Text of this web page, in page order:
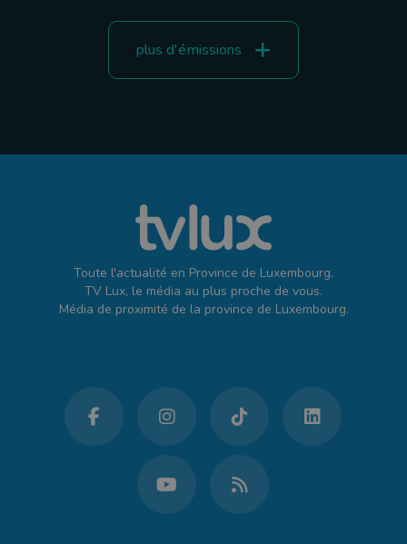
plus d'émissions
Toute l'actualité en Province de Luxembourg.
TV Lux, le média au plus proche de vous.
Média de proximité de la province de Luxembourg.